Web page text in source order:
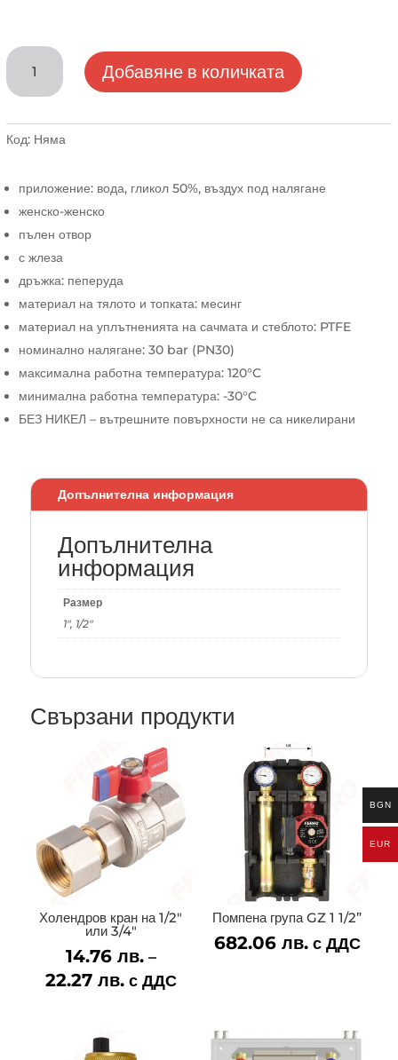
количество
Сферичен
пеперуда,
женско,
F-
Power
Добавяне в количката
Код: Няма
приложение: вода, гликол 50%, въздух под налягане
женско-женско
пълен отвор
с жлеза
дръжка: пеперуда
материал на тялото и топката: месинг
материал на уплътненията на сачмата и стеблото: PTFE
номинално налягане: 30 bar (PN30)
максимална работна температура: 120°C
минимална работна температура: -30°C
БЕЗ НИКЕЛ – вътрешните повърхности не са никелирани
Допълнителна информация
Допълнителна
информация
Размер
1", 1/2"
Свързани продукти
Холендров кран на 1/2″
или 3/4″
14.76 лв. –
22.27 лв.Price
through
с ДДС
Помпена група GZ 1 1/2”
682.06 лв. с ДДС
BGN
EUR